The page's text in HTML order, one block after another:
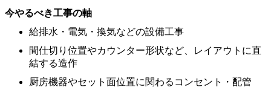
今やるべき工事の軸
給排水・電気・換気などの設備工事
間仕切り位置やカウンター形状など、レイアウトに直
結する造作
厨房機器やセット面位置に関わるコンセント・配管